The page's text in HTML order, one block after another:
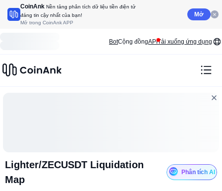
CoinAnk Nền tảng phân tích dữ liệu tiền điện tử
đáng tin cậy nhất của bạn!
Mở trong CoinAnk APP
Mở
BotCộng đồngAPITải xuống ứng dụng
Lighter/ZECUSDT Liquidation
Map
Phân tích AI